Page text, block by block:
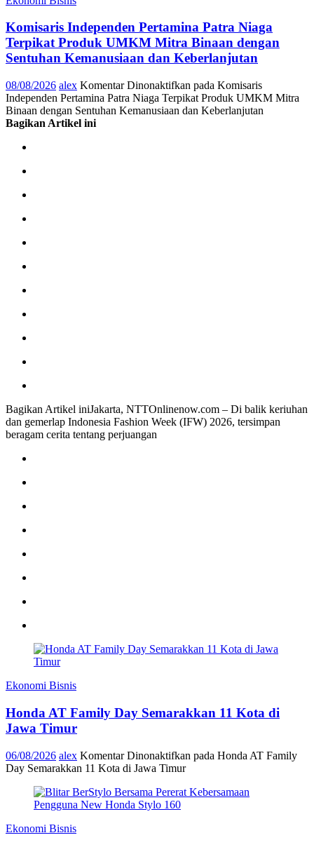
Komisaris Independen Pertamina Patra Niaga
Terpikat Produk UMKM Mitra Binaan dengan
Sentuhan Kemanusiaan dan Keberlanjutan
08/08/2026 alex Komentar Dinonaktifkan pada Komisaris
Independen Pertamina Patra Niaga Terpikat Produk UMKM Mitra
Binaan dengan Sentuhan Kemanusiaan dan Keberlanjutan
Bagikan Artikel ini
Bagikan Artikel iniJakarta, NTTOnlinenow.com – Di balik keriuhan
dan gemerlap Indonesia Fashion Week (IFW) 2026, tersimpan
beragam cerita tentang perjuangan
Ekonomi Bisnis
Honda AT Family Day Semarakkan 11 Kota di
Jawa Timur
06/08/2026 alex Komentar Dinonaktifkan pada Honda AT Family
Day Semarakkan 11 Kota di Jawa Timur
Ekonomi Bisnis